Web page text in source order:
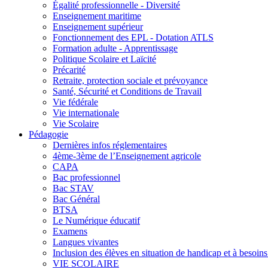
Égalité professionnelle - Diversité
Enseignement maritime
Enseignement supérieur
Fonctionnement des EPL - Dotation ATLS
Formation adulte - Apprentissage
Politique Scolaire et Laïcité
Précarité
Retraite, protection sociale et prévoyance
Santé, Sécurité et Conditions de Travail
Vie fédérale
Vie internationale
Vie Scolaire
Pédagogie
Dernières infos réglementaires
4ème-3ème de l’Enseignement agricole
CAPA
Bac professionnel
Bac STAV
Bac Général
BTSA
Le Numérique éducatif
Examens
Langues vivantes
Inclusion des élèves en situation de handicap et à
VIE SCOLAIRE